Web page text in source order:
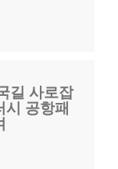
길 사로잡
시 공항패